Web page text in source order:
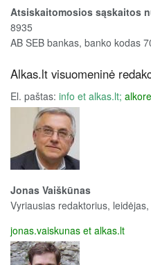
Atsiskaitomosios sąskaitos
8935
AB SEB bankas, banko kodas
Alkas.lt visuomeninė
El. paštas: info et alkas.lt;
Jonas Vaiškūnas
Vyriausias redaktorius,
jonas.vaiskunas et alkas.lt